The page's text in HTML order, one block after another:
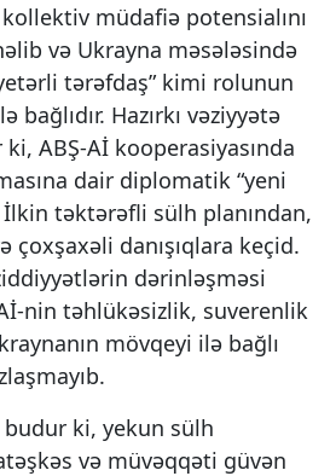
müdafiə potensialını
və Ukrayna məsələsində
tərəfdaş” kimi rolunun
bağlıdır. Hazırkı vəziyyətə
ABŞ‑Aİ kooperasiyasında
dair diplomatik “yeni
İlkin təktərəfli sülh planından,
çoxşaxəli danışıqlara keçid.
dərinləşməsi
təhlükəsizlik, suverenlik
mövqeyi ilə bağlı
ki, yekun sülh
və müvəqqəti güvən